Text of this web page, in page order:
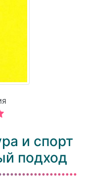
и спорт
подход